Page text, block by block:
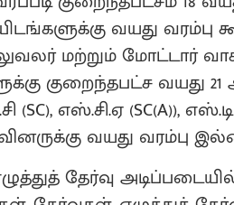
வயது வரம்பு
மற்றும் மோட்டார்
குறைந்தபட்ச வயது
எஸ்.சி.ஏ (SC(A)), எஸ்.டி
வயது வரம்பு
தேர்வு